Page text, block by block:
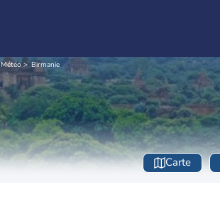
Météo Birmanie
Carte